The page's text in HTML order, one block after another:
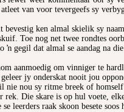
van voor tevergeefs sy
bevestig ken almal skielik sy
Toe nog net twee rondtes
ŉ gegil dat almal se aandag na
aanmoedig om vinniger te
jy onderskat nooit jou
nie nou sy ritme breek of
Die skare is op hul voete,
leerders raak skoon besete